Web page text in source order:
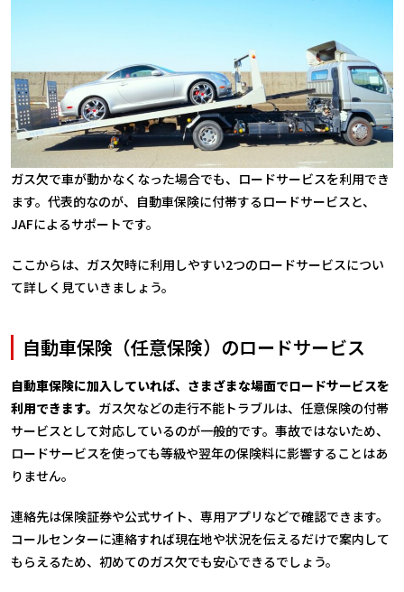
ガス欠で車が動かなくなった場合でも、ロードサービスを利用でき
ます。代表的なのが、自動車保険に付帯するロードサービスと、
JAFによるサポートです。
ここからは、ガス欠時に利用しやすい2つのロードサービスについ
て詳しく見ていきましょう。
自動車保険（任意保険）のロードサービス
自動車保険に加入していれば、さまざまな場面でロードサービスを
利用できます。 ガス欠などの走行不能トラブルは、任意保険の付帯
サービスとして対応しているのが一般的です。事故ではないため、
ロードサービスを使っても等級や翌年の保険料に影響することはあ
りません。
連絡先は保険証券や公式サイト、専用アプリなどで確認できます。
コールセンターに連絡すれば現在地や状況を伝えるだけで案内して
もらえるため、初めてのガス欠でも安心できるでしょう。